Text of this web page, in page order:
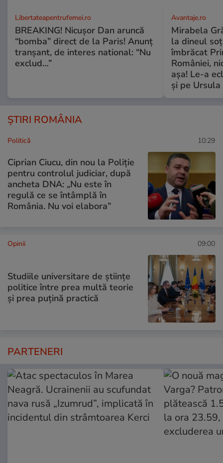
Libertateapentrufemei.ro
BREAKING! Nicușor Dan aruncă
“bomba” direct de la Paris! Anunț
tranșant, de interes national: “Nu
exclud…”
Avantaje.ro
Mirabela
la dineul
îmbrăcat
României,
așa! Le-a
și pe
ȘTIRI ROMÂNIA
Politică 10:29
Ciprian Ciucu, din nou la Poliție
pentru controlul judiciar, după
ancheta DNA: „Nu este în
regulă ce se întâmplă în
România. Nu voi elabora”
Opinii 09:00
Studiile universitare de științe
politice între prea multă teorie
și prea puțină practică
PARTENERI